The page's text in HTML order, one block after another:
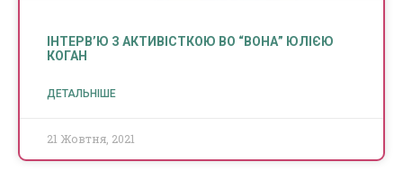
ІНТЕРВ’Ю З АКТИВІСТКОЮ ВО “ВОНА” ЮЛІЄЮ
КОГАН
ДЕТАЛЬНІШЕ
21 Жовтня, 2021